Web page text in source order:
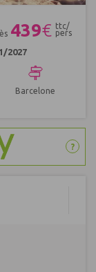
439€ ttc/
pers
2027
Barcelone
?